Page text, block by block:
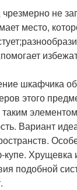
не
место,
шкафчика
этого
Вариант
купе. Хрущевка
подобной